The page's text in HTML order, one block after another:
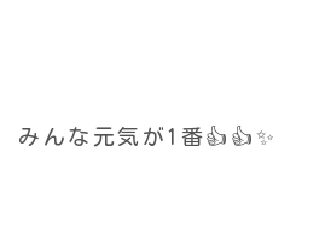
みんな 元気が1番👍👍✨